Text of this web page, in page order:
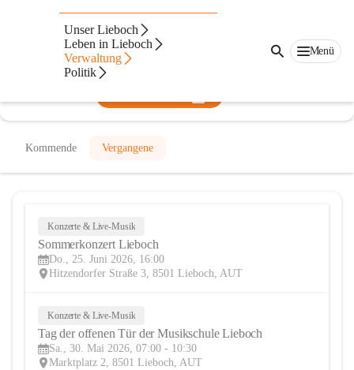
Unser Lieboch
Leben in Lieboch
Verwaltung
Politik
Menü
Musikschule Lieboch
@musikschule-lieboch
Musikschule, Verein
Kommende Vergangene
Konzerte & Live-Musik
Sommerkonzert Lieboch
Do., 25. Juni 2026, 16:00
Hitzendorfer Straße 3, 8501 Lieboch, AUT
Konzerte & Live-Musik
Tag der offenen Tür der Musikschule Lieboch
Sa., 30. Mai 2026, 07:00 - 10:30
Marktplatz 2, 8501 Lieboch, AUT